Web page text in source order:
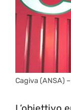
Cagiva (ANSA)